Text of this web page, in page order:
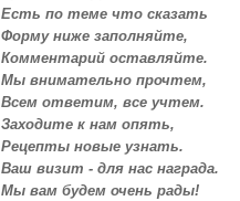
Есть по теме что сказать
Форму ниже заполняйте,
Комментарий оставляйте.
Мы внимательно прочтем,
Всем ответим, все учтем.
Заходите к нам опять,
Рецепты новые узнать.
Ваш визит - для нас награда.
Мы вам будем очень рады!